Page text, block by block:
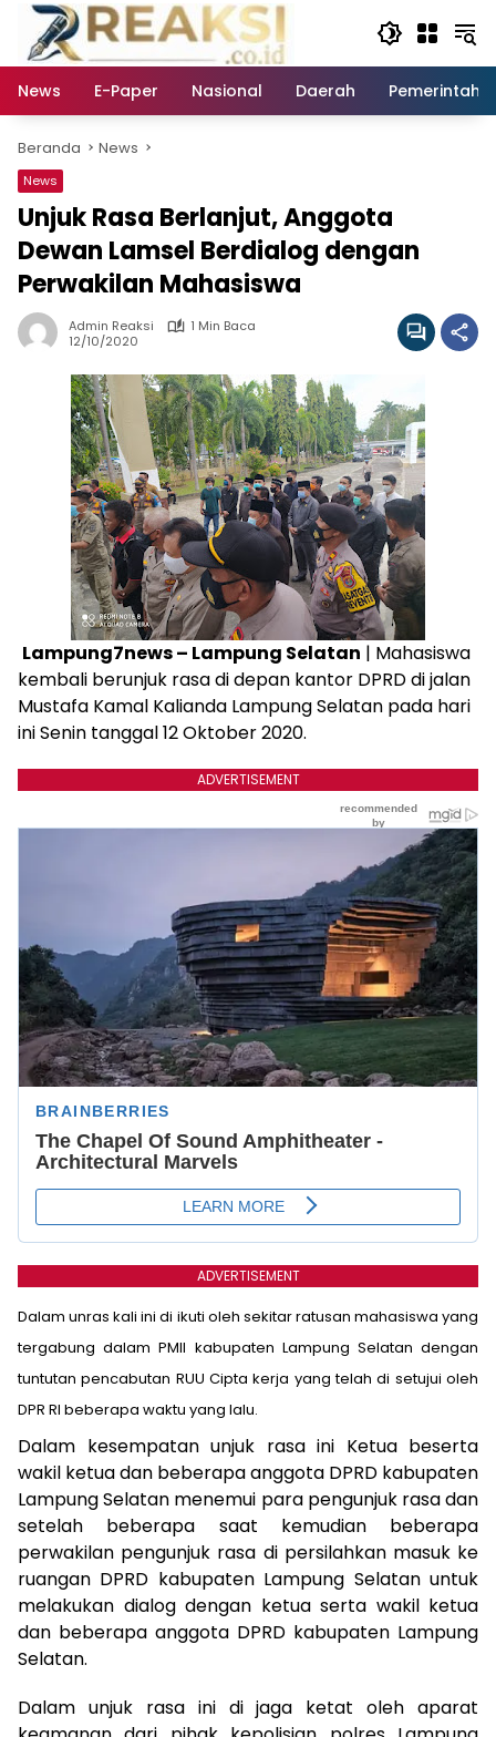
Langsung
konten
News
E-Paper Nasional Daerah
Beranda News
News
Unjuk Rasa Berlanjut, Anggota
Dewan Lamsel Berdialog dengan
Perwakilan Mahasiswa
Admin Reaksi
1 Min Baca
12/10/2020
Lampung7news – Lampung Selatan | Mahasiswa
kembali berunjuk rasa di depan kantor DPRD di jalan
Mustafa Kamal Kalianda Lampung Selatan pada hari
ini Senin tanggal 12 Oktober 2020.
ADVERTISEMENT
ADVERTISEMENT
Dalam unras kali ini di ikuti oleh sekitar ratusan mahasiswa yang
tergabung dalam PMII kabupaten Lampung Selatan dengan
tuntutan pencabutan RUU Cipta kerja yang telah di setujui oleh
DPR RI beberapa waktu yang lalu.
Dalam kesempatan unjuk rasa ini Ketua beserta
wakil ketua dan beberapa anggota DPRD kabupaten
Lampung Selatan menemui para pengunjuk rasa dan
setelah beberapa saat kemudian beberapa
perwakilan pengunjuk rasa di persilahkan masuk ke
ruangan DPRD kabupaten Lampung Selatan untuk
melakukan dialog dengan ketua serta wakil ketua
dan beberapa anggota DPRD kabupaten Lampung
Selatan.
Dalam unjuk rasa ini di jaga ketat oleh aparat